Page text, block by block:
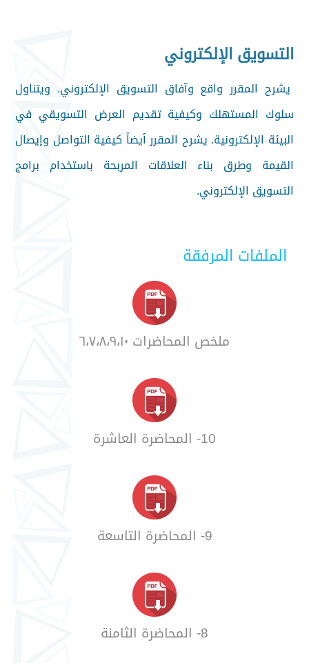
التسويق الإلكتروني
يشرح المقرر واقع وآفاق التسويق الإلكتروني. ويتناول
سلوك المستهلك وكيفية تقديم العرض التسويقي في
البيئة الإلكترونية. يشرح المقرر أيضاً كيفية التواصل وإيصال
القيمة وطرق بناء العلاقات المربحة باستخدام برامج
التسويق الإلكتروني.
الملفات المرفقة
ملخص المحاضرات ٦،٧،٨،٩،١٠
10- المحاضرة العاشرة
9- المحاضرة التاسعة
8- المحاضرة الثامنة